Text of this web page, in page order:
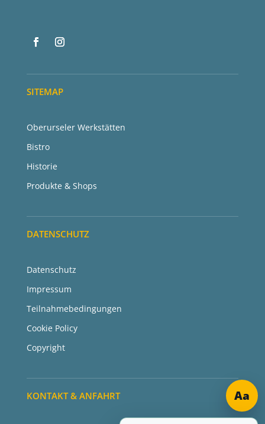
SITEMAP
Oberurseler Werkstätten
Bistro
Historie
Produkte & Shops
DATENSCHUTZ
Datenschutz
Impressum
Teilnahmebedingungen
Cookie Policy
Copyright
KONTAKT & ANFAHRT Aa